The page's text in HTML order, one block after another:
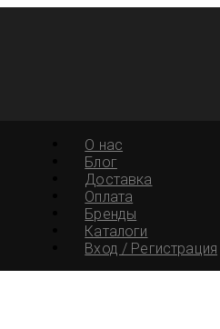
О нас
Блог
Доставка
Оплата
Бренды
Каталоги
Вход / Регистрация